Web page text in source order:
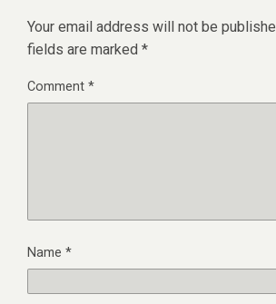
Your email address will not be
fields are marked *
Comment*
Name *